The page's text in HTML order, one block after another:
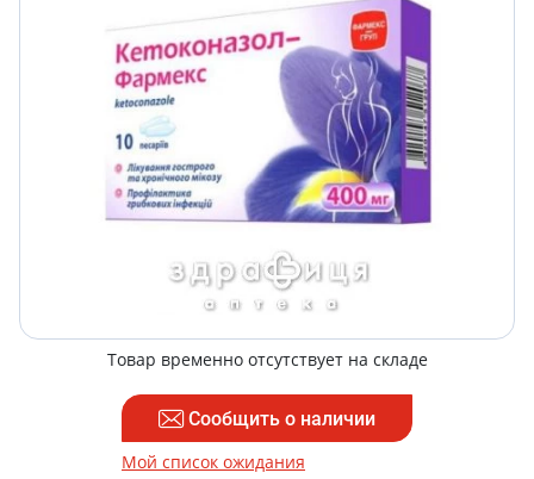
Товар временно отсутствует на складе
Сообщить о наличии
Мой список ожидания